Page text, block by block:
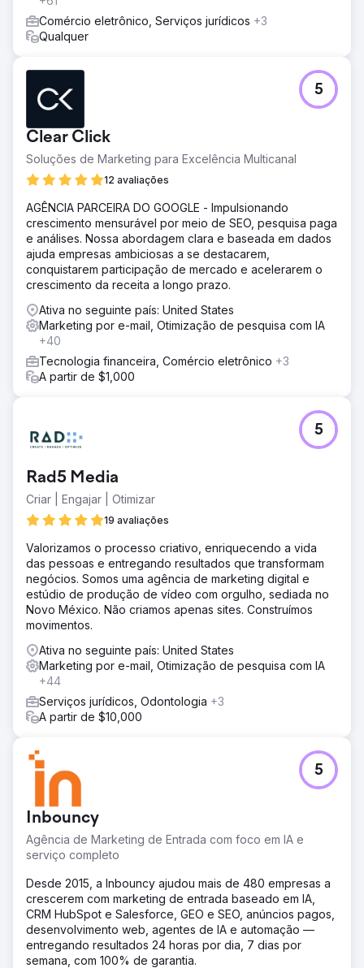
Comércio eletrônico, Serviços jurídicos +3
Qualquer
Clear Click
Soluções de Marketing para Excelência Multicanal
12 avaliações
5
AGÊNCIA PARCEIRA DO GOOGLE - Impulsionando
crescimento mensurável por meio de SEO, pesquisa paga
e análises. Nossa abordagem clara e baseada em dados
ajuda empresas ambiciosas a se destacarem,
conquistarem participação de mercado e acelerarem o
crescimento da receita a longo prazo.
Ativa no seguinte país: United States
Marketing por e-mail, Otimização de pesquisa com IA
+40
Tecnologia financeira, Comércio eletrônico +3
A partir de $1,000
Rad5 Media
Criar | Engajar | Otimizar
19 avaliações
5
Valorizamos o processo criativo, enriquecendo a vida
das pessoas e entregando resultados que transformam
negócios. Somos uma agência de marketing digital e
estúdio de produção de vídeo com orgulho, sediada no
Novo México. Não criamos apenas sites. Construímos
movimentos.
Ativa no seguinte país: United States
Marketing por e-mail, Otimização de pesquisa com IA
+44
Serviços jurídicos, Odontologia +3
A partir de $10,000
Inbouncy
Agência de Marketing de Entrada com foco em IA e
serviço completo
5
Desde 2015, a Inbouncy ajudou mais de 480 empresas a
crescerem com marketing de entrada baseado em IA,
CRM HubSpot e Salesforce, GEO e SEO, anúncios pagos,
desenvolvimento web, agentes de IA e automação —
entregando resultados 24 horas por dia, 7 dias por
semana, com 100% de garantia.